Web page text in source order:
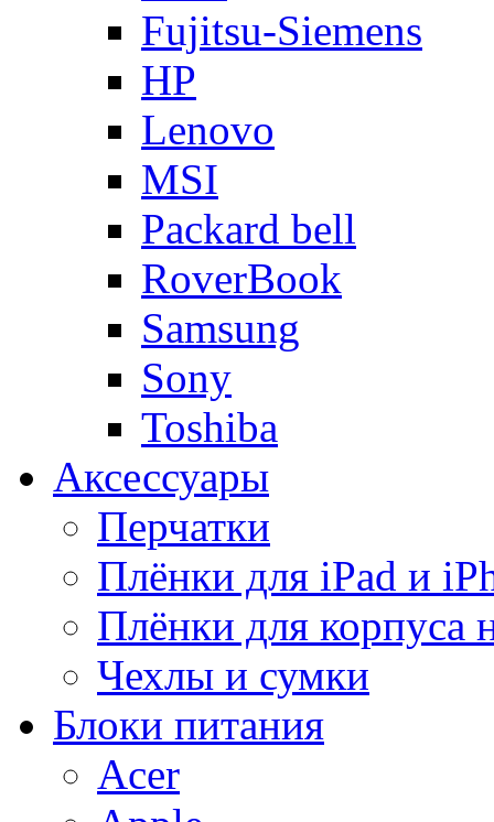
Fujitsu-Siemens
HP
Lenovo
MSI
Packard bell
RoverBook
Samsung
Sony
Toshiba
Аксессуары
Перчатки
Плёнки для iPad и
Плёнки для корпуса
Чехлы и сумки
Блоки питания
Acer